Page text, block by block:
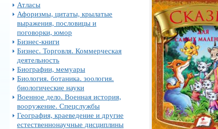
Атласы
Афоризмы, цитаты, крылатые
выражения, пословицы и
поговорки, юмор
Бизнес-книги
Бизнес. Торговля. Коммерческая
деятельность
Биографии, мемуары
Биология. ботаника. зоология.
биологические науки
Военное дело. Военная история,
вооружение. Спецслужбы
География, краеведение и другие
естественнонаучные дисциплины